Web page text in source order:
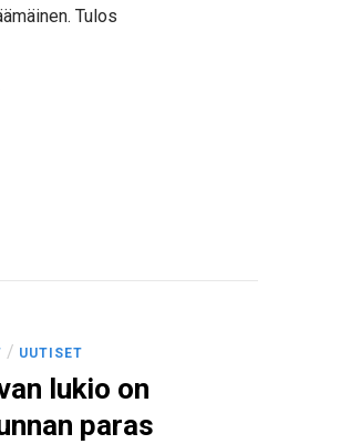
Tulos
/ UUTISET
lukio on
paras